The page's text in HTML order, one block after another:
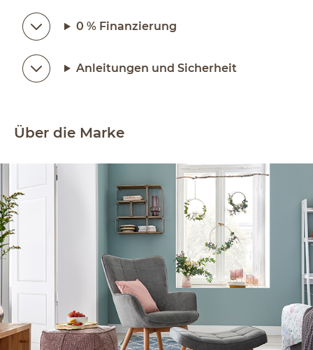
0 % Finanzierung
Anleitungen und Sicherheit
Über die Marke